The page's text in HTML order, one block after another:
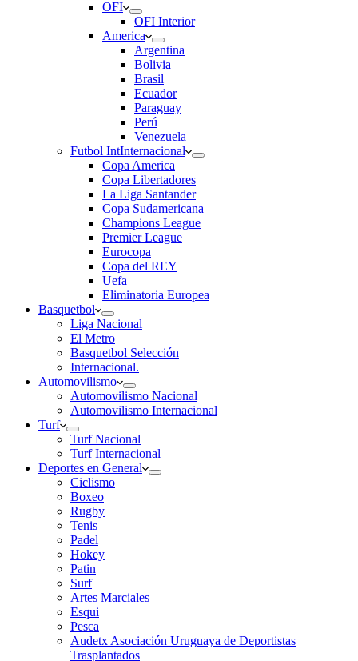
OFI
OFI Interior
America
Argentina
Bolivia
Brasil
Ecuador
Paraguay
Perú
Venezuela
Futbol IntInternacional
Copa America
Copa Libertadores
La Liga Santander
Copa Sudamericana
Champions League
Premier League
Eurocopa
Copa del REY
Uefa
Eliminatoria Europea
Basquetbol
Liga Nacional
El Metro
Basquetbol Selección
Internacional.
Automovilismo
Automovilismo Nacional
Automovilismo Internacional
Turf
Turf Nacional
Turf Internacional
Deportes en General
Ciclismo
Boxeo
Rugby
Tenis
Padel
Hokey
Patin
Surf
Artes Marciales
Esqui
Pesca
Audetx Asociación Uruguaya de Deportistas
Trasplantados